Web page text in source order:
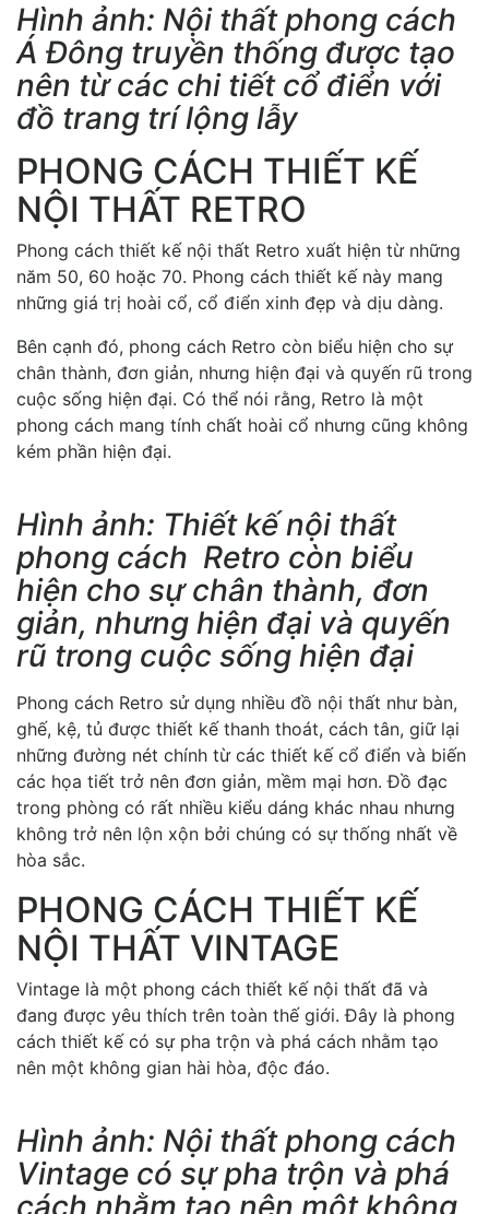
Hình ảnh: Nội thất phong cách
Á Đông truyền thống được tạo
nên từ các chi tiết cổ điển với
đồ trang trí lộng lẫy
PHONG CÁCH THIẾT KẾ
NỘI THẤT RETRO
Phong cách thiết kế nội thất Retro xuất hiện từ những
năm 50, 60 hoặc 70. Phong cách thiết kế này mang
những giá trị hoài cổ, cổ điển xinh đẹp và dịu dàng.
Bên cạnh đó, phong cách Retro còn biểu hiện cho sự
chân thành, đơn giản, nhưng hiện đại và quyến rũ trong
cuộc sống hiện đại. Có thể nói rằng, Retro là một
phong cách mang tính chất hoài cổ nhưng cũng không
kém phần hiện đại.
Hình ảnh: Thiết kế nội thất
phong cách Retro còn biểu
hiện cho sự chân thành, đơn
giản, nhưng hiện đại và quyến
rũ trong cuộc sống hiện đại
Phong cách Retro sử dụng nhiều đồ nội thất như bàn,
ghế, kệ, tủ được thiết kế thanh thoát, cách tân, giữ lại
những đường nét chính từ các thiết kế cổ điển và biến
các họa tiết trở nên đơn giản, mềm mại hơn. Đồ đạc
trong phòng có rất nhiều kiểu dáng khác nhau nhưng
không trở nên lộn xộn bởi chúng có sự thống nhất về
hòa sắc.
PHONG CÁCH THIẾT KẾ
NỘI THẤT VINTAGE
Vintage là một phong cách thiết kế nội thất đã và
đang được yêu thích trên toàn thế giới. Đây là phong
cách thiết kế có sự pha trộn và phá cách nhằm tạo
nên một không gian hài hòa, độc đáo.
Hình ảnh: Nội thất phong cách
Vintage có sự pha trộn và phá
cách nhằm tạo nên một không